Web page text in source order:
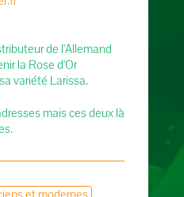
de l'Allemand
la Rose d'Or
variété Larissa.
mais ces deux là